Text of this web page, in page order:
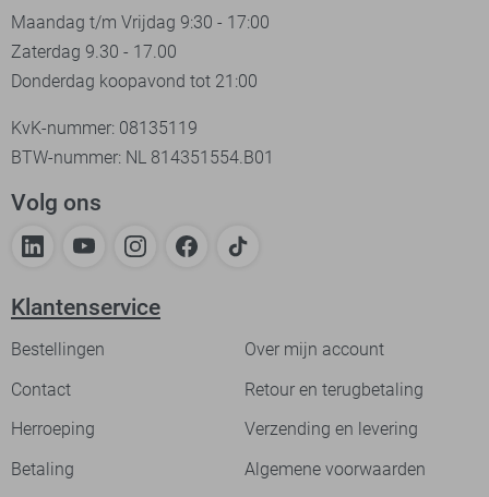
Maandag t/m Vrijdag 9:30 - 17:00
Zaterdag 9.30 - 17.00
Donderdag koopavond tot 21:00
KvK-nummer: 08135119
BTW-nummer: NL 814351554.B01
Volg ons
Klantenservice
Bestellingen
Over mijn account
Contact
Retour en terugbetaling
Herroeping
Verzending en levering
Betaling
Algemene voorwaarden